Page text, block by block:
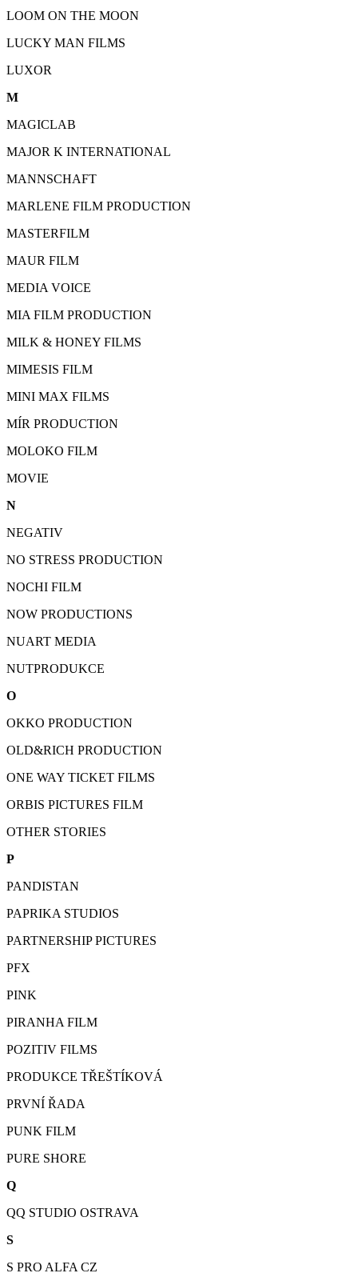
LOOM ON THE MOON
LUCKY MAN FILMS
LUXOR
M
MAGICLAB
MAJOR K INTERNATIONAL
MANNSCHAFT
MARLENE FILM PRODUCTION
MASTERFILM
MAUR FILM
MEDIA VOICE
MIA FILM PRODUCTION
MILK & HONEY FILMS
MIMESIS FILM
MINI MAX FILMS
MÍR PRODUCTION
MOLOKO FILM
MOVIE
N
NEGATIV
NO STRESS PRODUCTION
NOCHI FILM
NOW PRODUCTIONS
NUART MEDIA
NUTPRODUKCE
O
OKKO PRODUCTION
OLD&RICH PRODUCTION
ONE WAY TICKET FILMS
ORBIS PICTURES FILM
OTHER STORIES
P
PANDISTAN
PAPRIKA STUDIOS
PARTNERSHIP PICTURES
PFX
PINK
PIRANHA FILM
POZITIV FILMS
PRODUKCE TŘEŠTÍKOVÁ
PRVNÍ ŘADA
PUNK FILM
PURE SHORE
Q
QQ STUDIO OSTRAVA
S
S PRO ALFA CZ